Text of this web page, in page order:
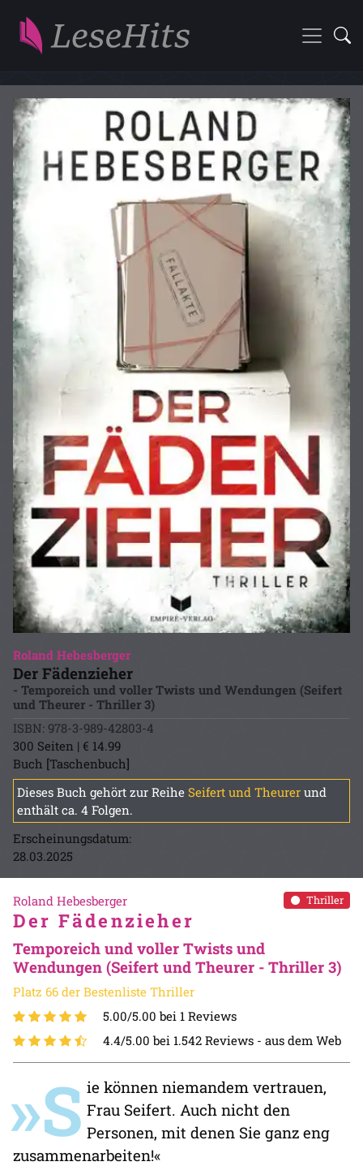
Roland Hebesberger
Der Fädenzieher
- Temporeich und voller Twists und Wendungen (Seifert
und Theurer - Thriller 3)
ISBN: 978-3-989-42803-4
300 Seiten | € 14.99
Buch [Taschenbuch]
Dieses Buch gehört zur Reihe Seifert und Theurer und
enthält ca. 4 Folgen.
Erscheinungsdatum:
28.03.2025
Thriller
Roland Hebesberger
Der Fädenzieher
Temporeich und voller Twists und
Wendungen (Seifert und Theurer - Thriller 3)
Platz 66 der Bestenliste Thriller
5.00/5.00 bei 1 Reviews
4.4/5.00 bei 1.542 Reviews - aus dem Web
»S ie können niemandem vertrauen,
Frau Seifert. Auch nicht den
Personen, mit denen Sie ganz eng
zusammenarbeiten!«